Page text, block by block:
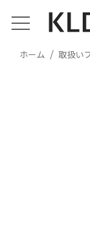
ホーム 取扱い